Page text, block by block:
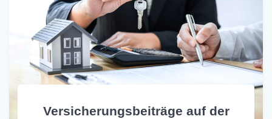
Versicherungsbeiträge auf der